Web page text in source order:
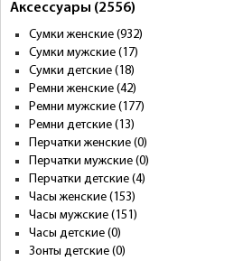
Аксессуары (2556)
Сумки женские (932)
Сумки мужские (17)
Сумки детские (18)
Ремни женские (42)
Ремни мужские (177)
Ремни детские (13)
Перчатки женские (0)
Перчатки мужские (0)
Перчатки детские (4)
Часы женские (153)
Часы мужские (151)
Часы детские (0)
Зонты детские (0)